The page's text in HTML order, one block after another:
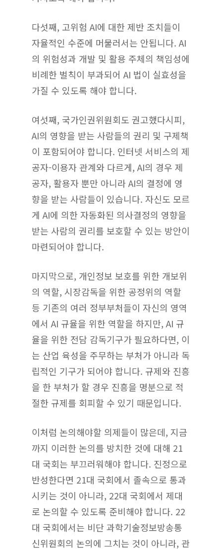
다섯째, 고위험 AI에 대한 제반 조치들이
자율적인 수준에 머물러서는 안됩니다. AI
의 위험성과 개발 및 활용 주체의 책임성에
비례한 벌칙이 부과되어 AI 법이 실효성을
가질 수 있도록 해야 합니다.
여섯째, 국가인권위원회도 권고했다시피,
AI의 영향을 받는 사람들의 권리 및 구제책
이 포함되어야 합니다. 인터넷 서비스의 제
공자-이용자 관계와 다르게, AI의 경우 제
공자, 활용자 뿐만 아니라 AI의 결정에 영
향을 받는 사람들이 있습니다. 자신도 모르
게 AI에 의한 자동화된 의사결정의 영향을
받는 사람의 권리를 보호할 수 있는 방안이
마련되어야 합니다.
마지막으로, 개인정보 보호를 위한 개보위
의 역할, 시장감독을 위한 공정위의 역할
등 기존의 여러 정부부처들이 자신의 영역
에서 AI 규율을 위한 역할을 하지만, AI 규
율을 위한 전담 감독기구가 필요하다면, 이
는 산업 육성을 주무하는 부처가 아니라 독
립적인 기구가 되어야 합니다. 규제와 진흥
을 한 부처가 할 경우 진흥을 명분으로 적
절한 규제를 회피할 수 있기 때문입니다.
이처럼 논의해야할 의제들이 많은데, 지금
까지 이러한 논의를 방치한 것에 대해 21
대 국회는 부끄러워해야 합니다. 진정으로
반성한다면 21대 국회에서 졸속으로 통과
시키는 것이 아니라, 22대 국회에서 제대
로 논의할 수 있도록 준비해야 합니다. 22
대 국회에서는 비단 과학기술정보방송통
신위원회의 논의에 그치는 것이 아니라, 관